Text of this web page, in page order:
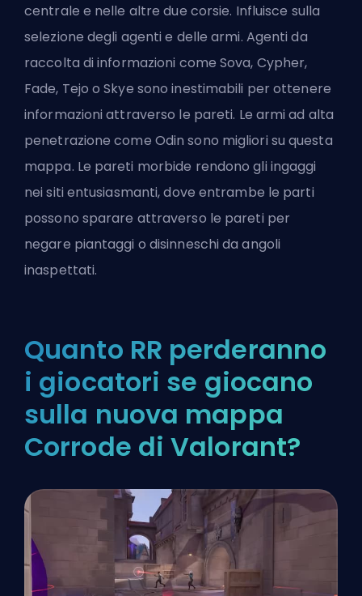
centrale e nelle altre due corsie. Influisce sulla
selezione degli agenti e delle armi. Agenti da
raccolta di informazioni come Sova, Cypher,
Fade, Tejo o Skye sono inestimabili per ottenere
informazioni attraverso le pareti. Le armi ad alta
penetrazione come Odin sono migliori su questa
mappa. Le pareti morbide rendono gli ingaggi
nei siti entusiasmanti, dove entrambe le parti
possono sparare attraverso le pareti per
negare piantaggi o disinneschi da angoli
inaspettati.
Quanto RR perderanno
i giocatori se giocano
sulla nuova mappa
Corrode di Valorant?